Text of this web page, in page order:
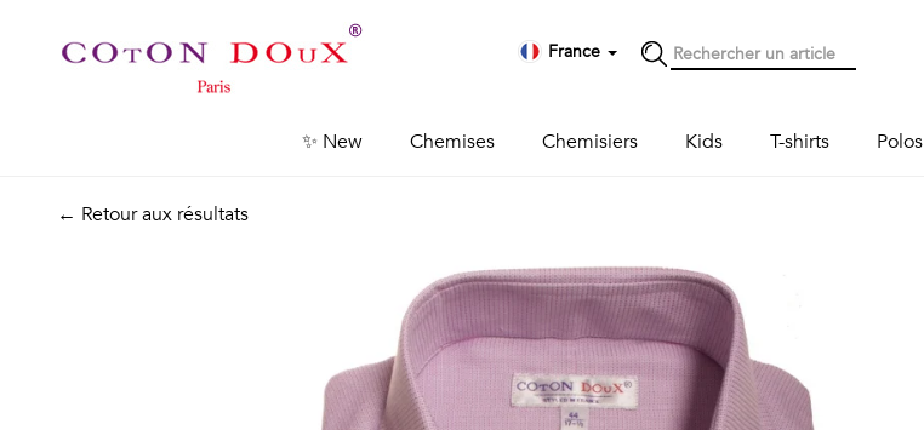
France
✨ New Chemises Chemisiers Kids T-shirts Polos
← Retour aux résultats